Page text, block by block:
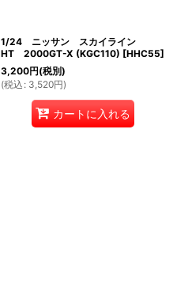
1/24 ニッサン スカイライン
HT 2000GT-X (KGC110) [HHC55]
3,200円(税別)
(税込 : 3,520円)
カートに入れる